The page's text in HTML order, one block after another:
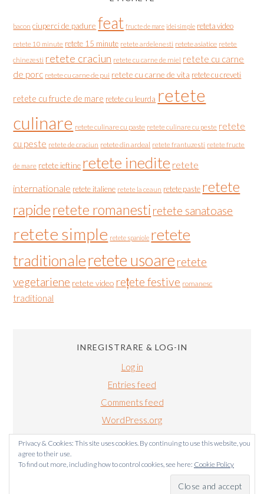
bacon ciuperci de padure feat fructe de mare idei simple reteta video
retete 10 minute retete 15 minute retete ardelenesti retete asiatice retete
chinezesti retete craciun retete cu carne de miel retete cu carne
de porc retete cu carne de pui retete cu carne de vita retete cu creveti
retete cu fructe de mare retete cu leurda retete
culinare retete culinare cu paste retete culinare cu peste retete
cu peste retete de craciun retete din ardeal retete frantuzesti retete fructe
de mare retete ieftine retete inedite retete
internationale retete italiene retete la ceaun retete paste retete
rapideretete romanesti retete sanatoase
retete simple retete spaniole retete
traditionaleretete usoare retete
vegetariene retete video rețete festive romanesc
traditional
INREGISTRARE & LOG-IN
Log in
Entries feed
Comments feed
WordPress.org
BUCATARIALUIRADU.COM COPYRIGHT © 2011-2024. TOATE
Privacy & Cookies: This site uses cookies. By continuing to use this website, you
agree to their use.
To find out more, including how to control cookies, see here: Cookie Policy